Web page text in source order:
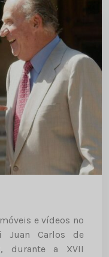
e vídeos no
Juan Carlos de
durante a XVII